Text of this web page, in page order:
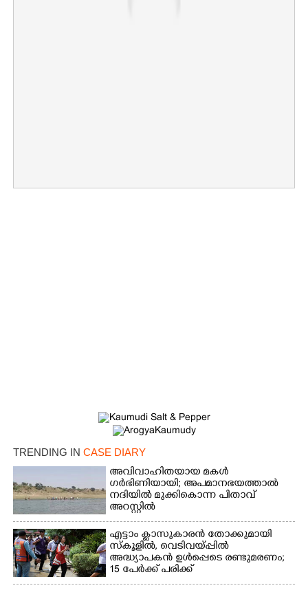
TRENDING IN CASE DIARY
അവിവാഹിതയായ മകൾ
ഗർഭിണിയായി; അപമാനഭയത്താൽ
നദിയിൽ മുക്കികൊന്ന പിതാവ്
അറസ്റ്റിൽ
എട്ടാം ക്ളാസുകാരൻ തോക്കുമായി
സ്കൂളിൽ, വെടിവയ്പ്പിൽ
അദ്ധ്യാപകൻ ഉൾപ്പെടെ രണ്ടുമരണം;
15 പേർക്ക് പരിക്ക്